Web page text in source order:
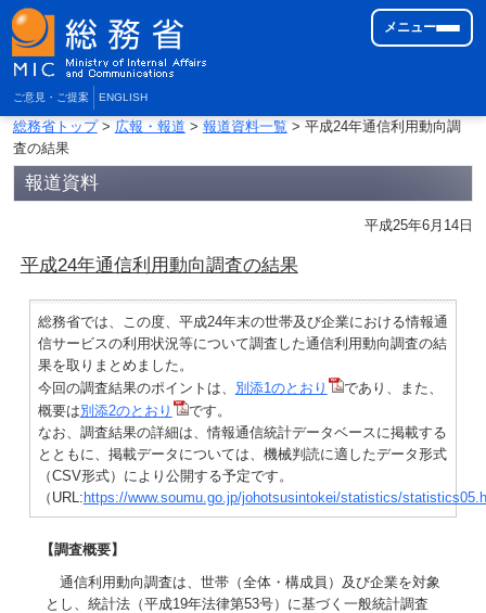
ご意見・ご提案 ENGLISH
メニュー
総務省トップ> 広報・報道 > 報道資料一覧> 平成24年通信利用動向調
査の結果
報道資料
平成25年6月14日
平成24年通信利用動向調査の結果
総務省では、この度、平成24年末の世帯及び企業における情報通
信サービスの利用状況等について調査した通信利用動向調査の結
果を取りまとめました。
今回の調査結果のポイントは、 別添1のとおり
であり、また、
概要は別添2のとおり
です。
なお、調査結果の詳細は、情報通信統計データベースに掲載する
とともに、掲載データについては、機械判読に適したデータ形式
（CSV形式）により公開する予定です。
（URL: https://www.soumu.go.jp/johotsusintokei/statistics/
【調査概要】
通信利用動向調査は、世帯（全体・構成員）及び企業を対象
とし、統計法（平成19年法律第53号）に基づく一般統計調査